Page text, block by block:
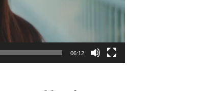
06:12